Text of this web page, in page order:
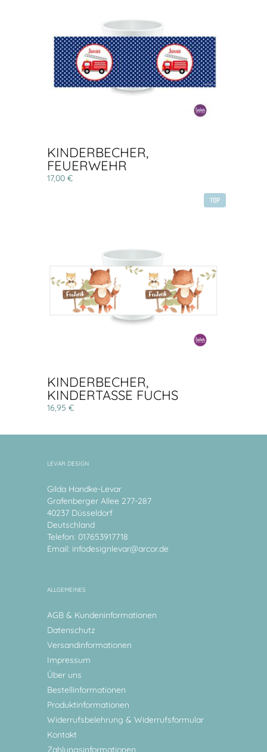
KINDERBECHER,
FEUERWEHR
17,00 €
TOP
KINDERBECHER,
KINDERTASSE FUCHS
16,95 €
LEVAR DESIGN
Gilda Handke-Levar
Grafenberger Allee 277-287
40237 Düsseldorf
Deutschland
Telefon: 017653917718
Email: infodesignlevar@arcor.de
ALLGEMEINES
AGB & Kundeninformationen
Datenschutz
Versandinformationen
Impressum
Über uns
Bestellinformationen
Produktinformationen
Widerrufsbelehrung & Widerrufsformular
Kontakt
Zahlungsinformationen